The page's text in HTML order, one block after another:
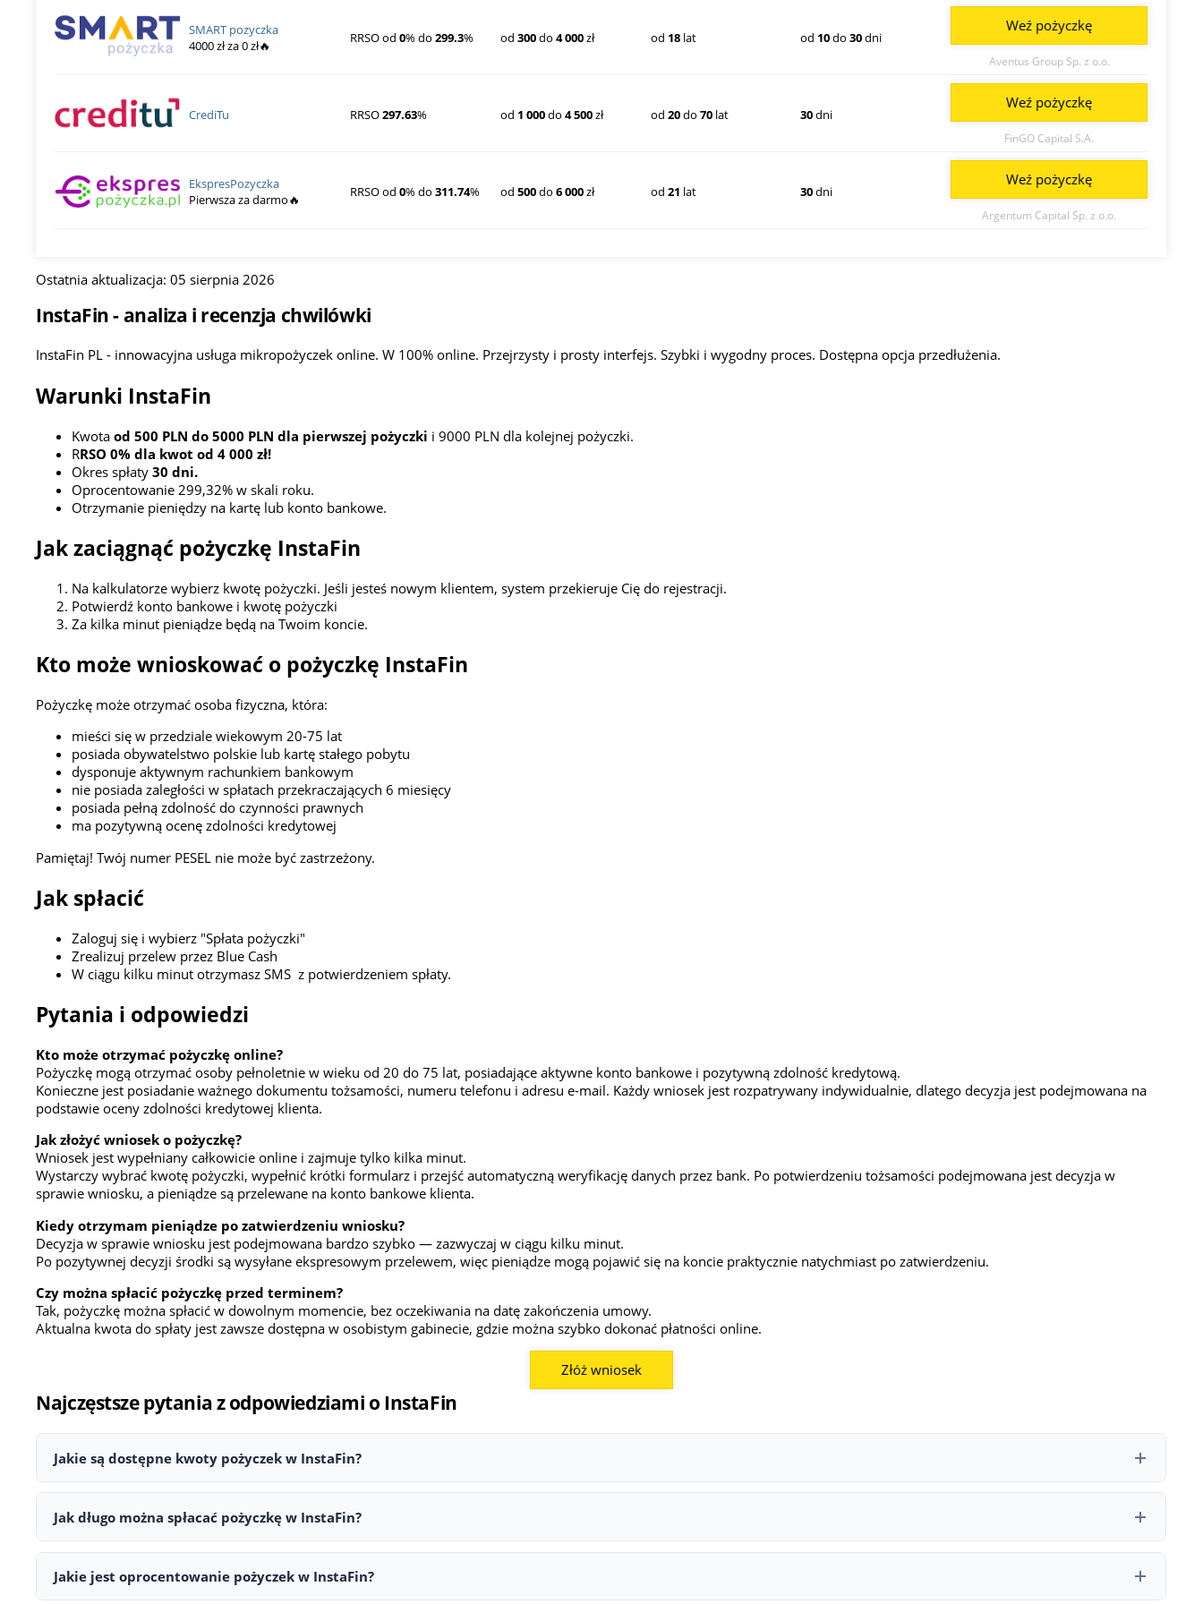
SMART pozyczka
4000 zł za 0 zł🔥
RRSO od0% do299.3% od300do4 000zł od 18lat od 10do30dni
Aventus Group Sp. z o.o.
Weź pożyczkę
CrediTu RRSO297.63% od 1 000do4 500zł od 20do 70lat 30dni
FinGO Capital S.A.
Weź pożyczkę
EkspresPozyczka
Pierwsza za darmo🔥
RRSO od0% do311.74% od500do6 000zł od 21 lat 30dni
Argentum Capital Sp. z o.o.
Weź pożyczkę
Ostatnia aktualizacja: 05 sierpnia 2026
InstaFin - analiza i recenzja chwilówki
InstaFin PL - innowacyjna usługa mikropożyczek online. W 100% online. Przejrzysty i prosty interfejs. Szybki i wygodny proces. Dostępna opcja przedłużenia.
Warunki InstaFin
Kwota od 500 PLN do 5000 PLN dla pierwszej pożyczki i 9000 PLN dla kolejnej pożyczki.
RRSO 0% dla kwot od 4 000 zł!
Okres spłaty 30 dni.
Oprocentowanie 299,32% w skali roku.
Otrzymanie pieniędzy na kartę lub konto bankowe.
Jak zaciągnąć pożyczkę InstaFin
Na kalkulatorze wybierz kwotę pożyczki. Jeśli jesteś nowym klientem, system przekieruje Cię do rejestracji.
Potwierdź konto bankowe i kwotę pożyczki
Za kilka minut pieniądze będą na Twoim koncie.
Kto może wnioskować o pożyczkę InstaFin
Pożyczkę może otrzymać osoba fizyczna, która:
mieści się w przedziale wiekowym 20-75 lat
posiada obywatelstwo polskie lub kartę stałego pobytu
dysponuje aktywnym rachunkiem bankowym
nie posiada zaległości w spłatach przekraczających 6 miesięcy
posiada pełną zdolność do czynności prawnych
ma pozytywną ocenę zdolności kredytowej
Pamiętaj! Twój numer PESEL nie może być zastrzeżony.
Jak spłacić
Zaloguj się i wybierz "Spłata pożyczki"
Zrealizuj przelew przez Blue Cash
W ciągu kilku minut otrzymasz SMS z potwierdzeniem spłaty.
Pytania i odpowiedzi
Kto może otrzymać pożyczkę online?
Pożyczkę mogą otrzymać osoby pełnoletnie w wieku od 20 do 75 lat, posiadające aktywne konto bankowe i pozytywną zdolność kredytową.
Konieczne jest posiadanie ważnego dokumentu tożsamości, numeru telefonu i adresu e-mail. Każdy wniosek jest rozpatrywany indywidualnie, dlatego decyzja jest podejmowana na
podstawie oceny zdolności kredytowej klienta.
Jak złożyć wniosek o pożyczkę?
Wniosek jest wypełniany całkowicie online i zajmuje tylko kilka minut.
Wystarczy wybrać kwotę pożyczki, wypełnić krótki formularz i przejść automatyczną weryfikację danych przez bank. Po potwierdzeniu tożsamości podejmowana jest decyzja w
sprawie wniosku, a pieniądze są przelewane na konto bankowe klienta.
Kiedy otrzymam pieniądze po zatwierdzeniu wniosku?
Decyzja w sprawie wniosku jest podejmowana bardzo szybko — zazwyczaj w ciągu kilku minut.
Po pozytywnej decyzji środki są wysyłane ekspresowym przelewem, więc pieniądze mogą pojawić się na koncie praktycznie natychmiast po zatwierdzeniu.
Czy można spłacić pożyczkę przed terminem?
Tak, pożyczkę można spłacić w dowolnym momencie, bez oczekiwania na datę zakończenia umowy.
Aktualna kwota do spłaty jest zawsze dostępna w osobistym gabinecie, gdzie można szybko dokonać płatności online.
Złóż wniosek
Najczęstsze pytania z odpowiedziami o InstaFin
Jakie są dostępne kwoty pożyczek w InstaFin?
W InstaFin można ubiegać się o pożyczkę w przedziale od 500 do 5 000 zł. W przypadku nowych klientów przyznawana kwota może być niższa.
Jak długo można spłacać pożyczkę w InstaFin?
Okres spłaty wynosi 30 dni. Pierwsza pożyczka zazwyczaj nie jest udzielana na maksymalny możliwy czas.
Jakie jest oprocentowanie pożyczek w InstaFin?